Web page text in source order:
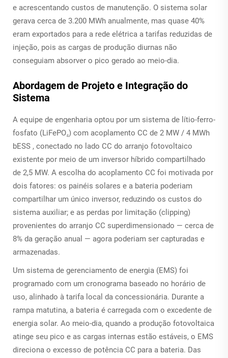
e acrescentando custos de manutenção. O sistema solar
gerava cerca de 3.200 MWh anualmente, mas quase 40%
eram exportados para a rede elétrica a tarifas reduzidas de
injeção, pois as cargas de produção diurnas não
conseguiam absorver o pico gerado ao meio-dia.
Abordagem de Projeto e Integração do
Sistema
A equipe de engenharia optou por um sistema de lítio-ferro-
fosfato (LiFePO₄) com acoplamento CC de 2 MW / 4 MWh
bESS , conectado no lado CC do arranjo fotovoltaico
existente por meio de um inversor híbrido compartilhado
de 2,5 MW. A escolha do acoplamento CC foi motivada por
dois fatores: os painéis solares e a bateria poderiam
compartilhar um único inversor, reduzindo os custos do
sistema auxiliar; e as perdas por limitação (clipping)
provenientes do arranjo CC superdimensionado — cerca de
8% da geração anual — agora poderiam ser capturadas e
armazenadas.
Um sistema de gerenciamento de energia (EMS) foi
programado com um cronograma baseado no horário de
uso, alinhado à tarifa local da concessionária. Durante a
rampa matutina, a bateria é carregada com o excedente de
energia solar. Ao meio-dia, quando a produção fotovoltaica
atinge seu pico e as cargas internas estão estáveis, o EMS
direciona o excesso de potência CC para a bateria. Das